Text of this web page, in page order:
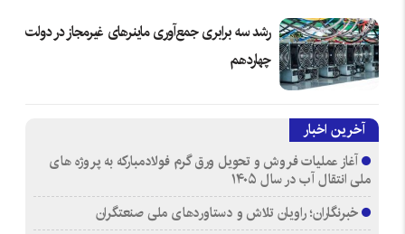
رشد سه برابری جمع‌آوری ماینرهای غیرمجاز در دولت
چهاردهم
آخرین اخبار
آغاز عملیات فروش و تحویل ورق گرم فولادمبارکه به پروژه های
ملی انتقال آب در سال ۱۴۰۵
خبرنگاران؛ راویان تلاش و دستاوردهای ملی صنعتگران